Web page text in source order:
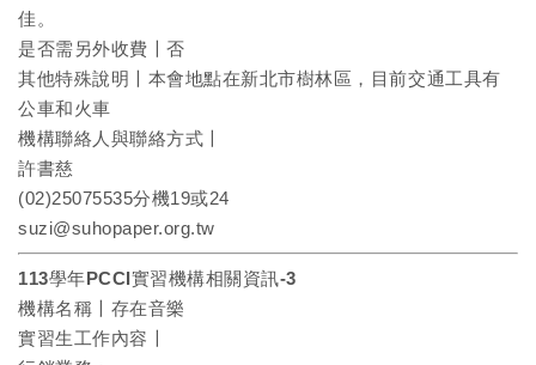
佳。
是否需另外收費〡否
其他特殊說明〡本會地點在新北市樹林區，目前交通工具有
公車和火車
機構聯絡人與聯絡方式〡
許書慈
(02)25075535分機19或24
suzi@suhopaper.org.tw
113學年PCCI實習機構相關資訊-3
機構名稱〡存在音樂
實習生工作內容〡